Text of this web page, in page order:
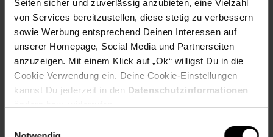
Seiten sicher und zuverlässig anzubieten, eine Vielzahl
von Services bereitzustellen, diese stetig zu verbessern
sowie Werbung entsprechend Deinen Interessen auf
unserer Homepage, Social Media und Partnerseiten
anzuzeigen. Mit einem Klick auf „Ok“ willigst Du in die
Cookie Verwendung ein. Deine Cookie-Einstellungen
kannst Du jederzeit in den Datenschutzinformationen
______________________________________________________
Lieferumfang
• 1 Couchtisch inkl. Montagematerial und -anleitung
Dekoration ist nicht im Lieferumfang